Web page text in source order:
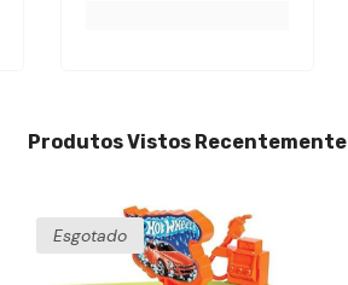
Produtos Vistos Recentemente
Esgotado